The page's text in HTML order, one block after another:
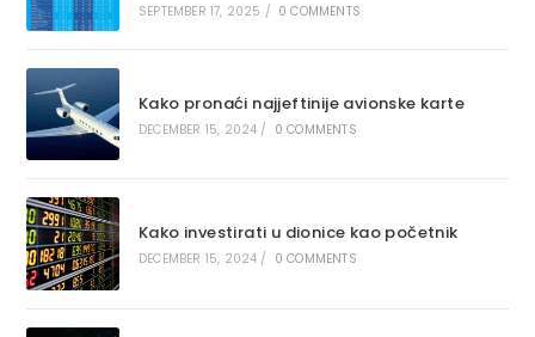
SEPTEMBER 17, 2025 / 0 COMMENTS
Kako pronaći najjeftinije avionske karte
DECEMBER 15, 2024 / 0 COMMENTS
Kako investirati u dionice kao početnik
DECEMBER 15, 2024 / 0 COMMENTS